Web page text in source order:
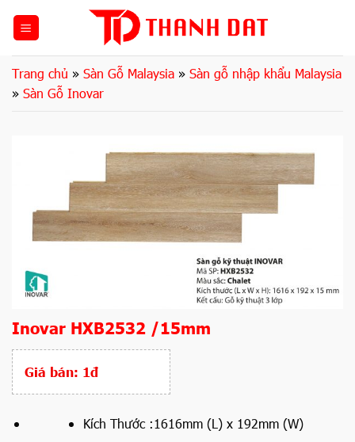
dungTrang chủ » Sàn Gỗ Malaysia » Sàn gỗ nhập khẩu Malaysia
» Sàn Gỗ Inovar
Inovar HXB2532 /15mm
Giá bán: 1đ
Kích Thước :1616mm (L) x 192mm (W)